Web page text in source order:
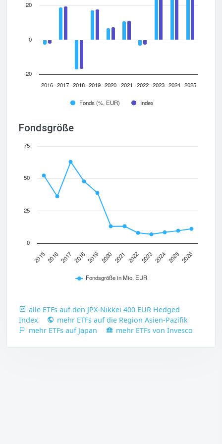
Fonds (%, EUR) Index
2016 2017 2018 2019 2020 2021 2022 2023 2024 2025
-20
0
20
Fondsgröße
Fondsgröße in Mio. EUR
2015 20162017 20182019 2020 2021 2022 202320242025 2026
0
25
50
75
alle ETFs auf den JPX-Nikkei 400 EUR Hedged
Index
mehr ETFs auf die Region Asien-Pazifik
mehr ETFs auf Japan
mehr ETFs von Invesco